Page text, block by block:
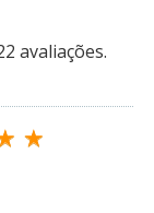
avaliações.